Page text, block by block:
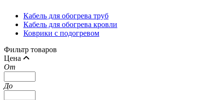
Кабель для обогрева труб
Кабель для обогрева кровли
Коврики с подогревом
Фильтр товаров
Цена
От
До